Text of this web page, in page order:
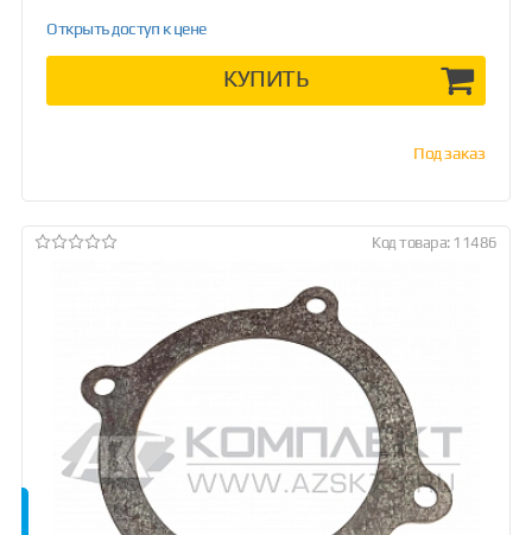
Открыть доступ к цене
КУПИТЬ
Под заказ
Код товара: 11486